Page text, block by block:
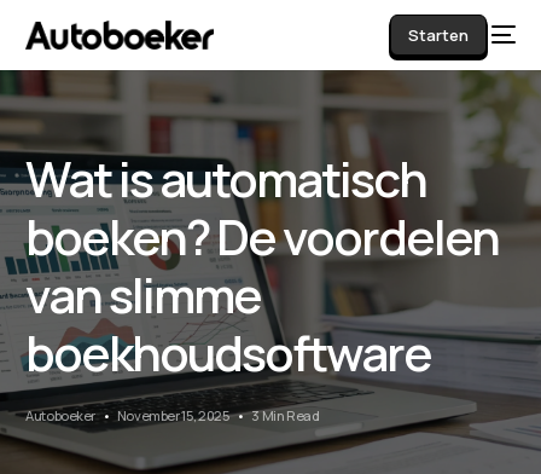
Starten
Wat is automatisch
boeken? De voordelen
van slimme
boekhoudsoftware
Autoboeker November 15, 2025 3 Min Read